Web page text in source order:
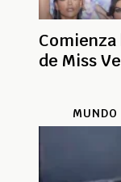
de Miss
MUNDO